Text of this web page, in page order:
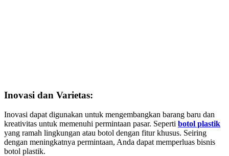
Inovasi dan Varietas:
Inovasi dapat digunakan untuk mengembangkan barang baru dan
kreativitas untuk memenuhi permintaan pasar. Seperti botol plastik
yang ramah lingkungan atau botol dengan fitur khusus. Seiring
dengan meningkatnya permintaan, Anda dapat memperluas bisnis
botol plastik.